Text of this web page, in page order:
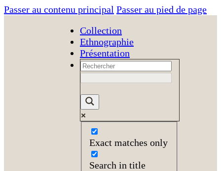
Passer au contenu principal Passer au pied de page
Collection
Ethnographie
Présentation
Exact matches only
Search in title